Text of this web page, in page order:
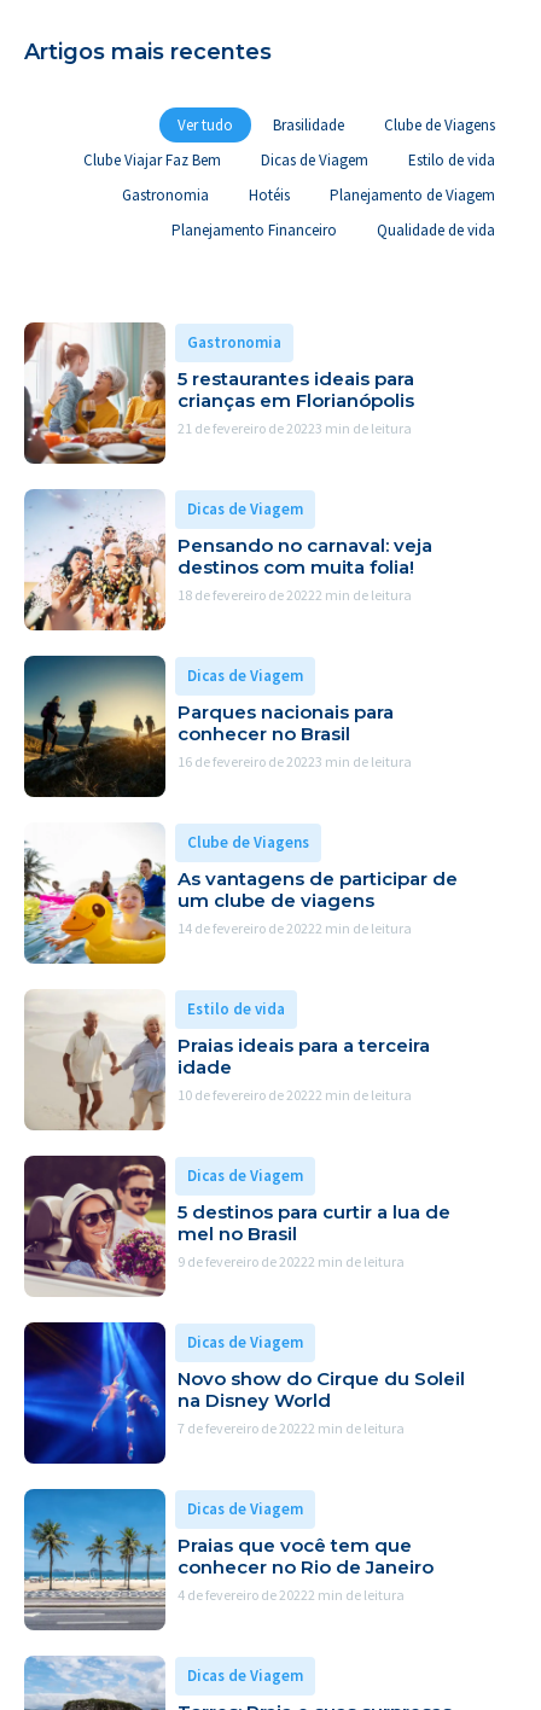
Artigos mais recentes
Ver tudo Brasilidade
Clube de Viagens
Clube Viajar Faz Bem
Dicas de Viagem
Estilo de vida
Gastronomia
Hotéis
Planejamento de Viagem
Planejamento Financeiro
Qualidade de vida
Gastronomia
5 restaurantes ideais para
crianças em Florianópolis
21 de fevereiro de 20223 min de leitura
Dicas de Viagem
Pensando no carnaval: veja
destinos com muita folia!
18 de fevereiro de 20222 min de leitura
Dicas de Viagem
Parques nacionais para
conhecer no Brasil
16 de fevereiro de 20223 min de leitura
Clube de Viagens
As vantagens de participar de
um clube de viagens
14 de fevereiro de 20222 min de leitura
Estilo de vida
Praias ideais para a terceira
idade
10 de fevereiro de 20222 min de leitura
Dicas de Viagem
5 destinos para curtir a lua de
mel no Brasil
9 de fevereiro de 20222 min de leitura
Dicas de Viagem
Novo show do Cirque du Soleil
na Disney World
7 de fevereiro de 20222 min de leitura
Dicas de Viagem
Praias que você tem que
conhecer no Rio de Janeiro
4 de fevereiro de 20222 min de leitura
Dicas de Viagem